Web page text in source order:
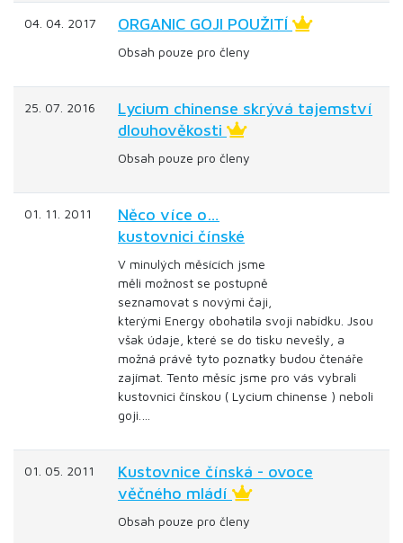
04. 04. 2017 ORGANIC GOJI POUŽITÍ
Obsah pouze pro členy
25. 07. 2016
Lycium chinense skrývá tajemství
dlouhověkosti
Obsah pouze pro členy
01. 11. 2011
Něco více o…
kustovnici čínské
V minulých měsících jsme
měli možnost se postupně
seznamovat s novými čaji,
kterými Energy obohatila svoji nabídku. Jsou
však údaje, které se do tisku nevešly, a
možná právě tyto poznatky budou čtenáře
zajímat. Tento měsíc jsme pro vás vybrali
kustovnici čínskou ( Lycium chinense ) neboli
goji.…
01. 05. 2011
Kustovnice čínská - ovoce
věčného mládí
Obsah pouze pro členy